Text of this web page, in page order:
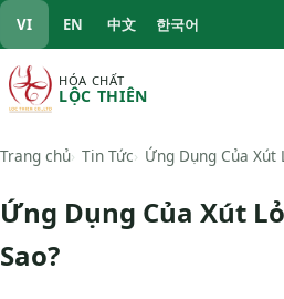
VI EN 中文 한국어
HÓA CHẤT
LỘC THIÊN
Trang chủ Tin Tức Ứng Dụng Của Xút
Ứng Dụng Của Xút
Sao?